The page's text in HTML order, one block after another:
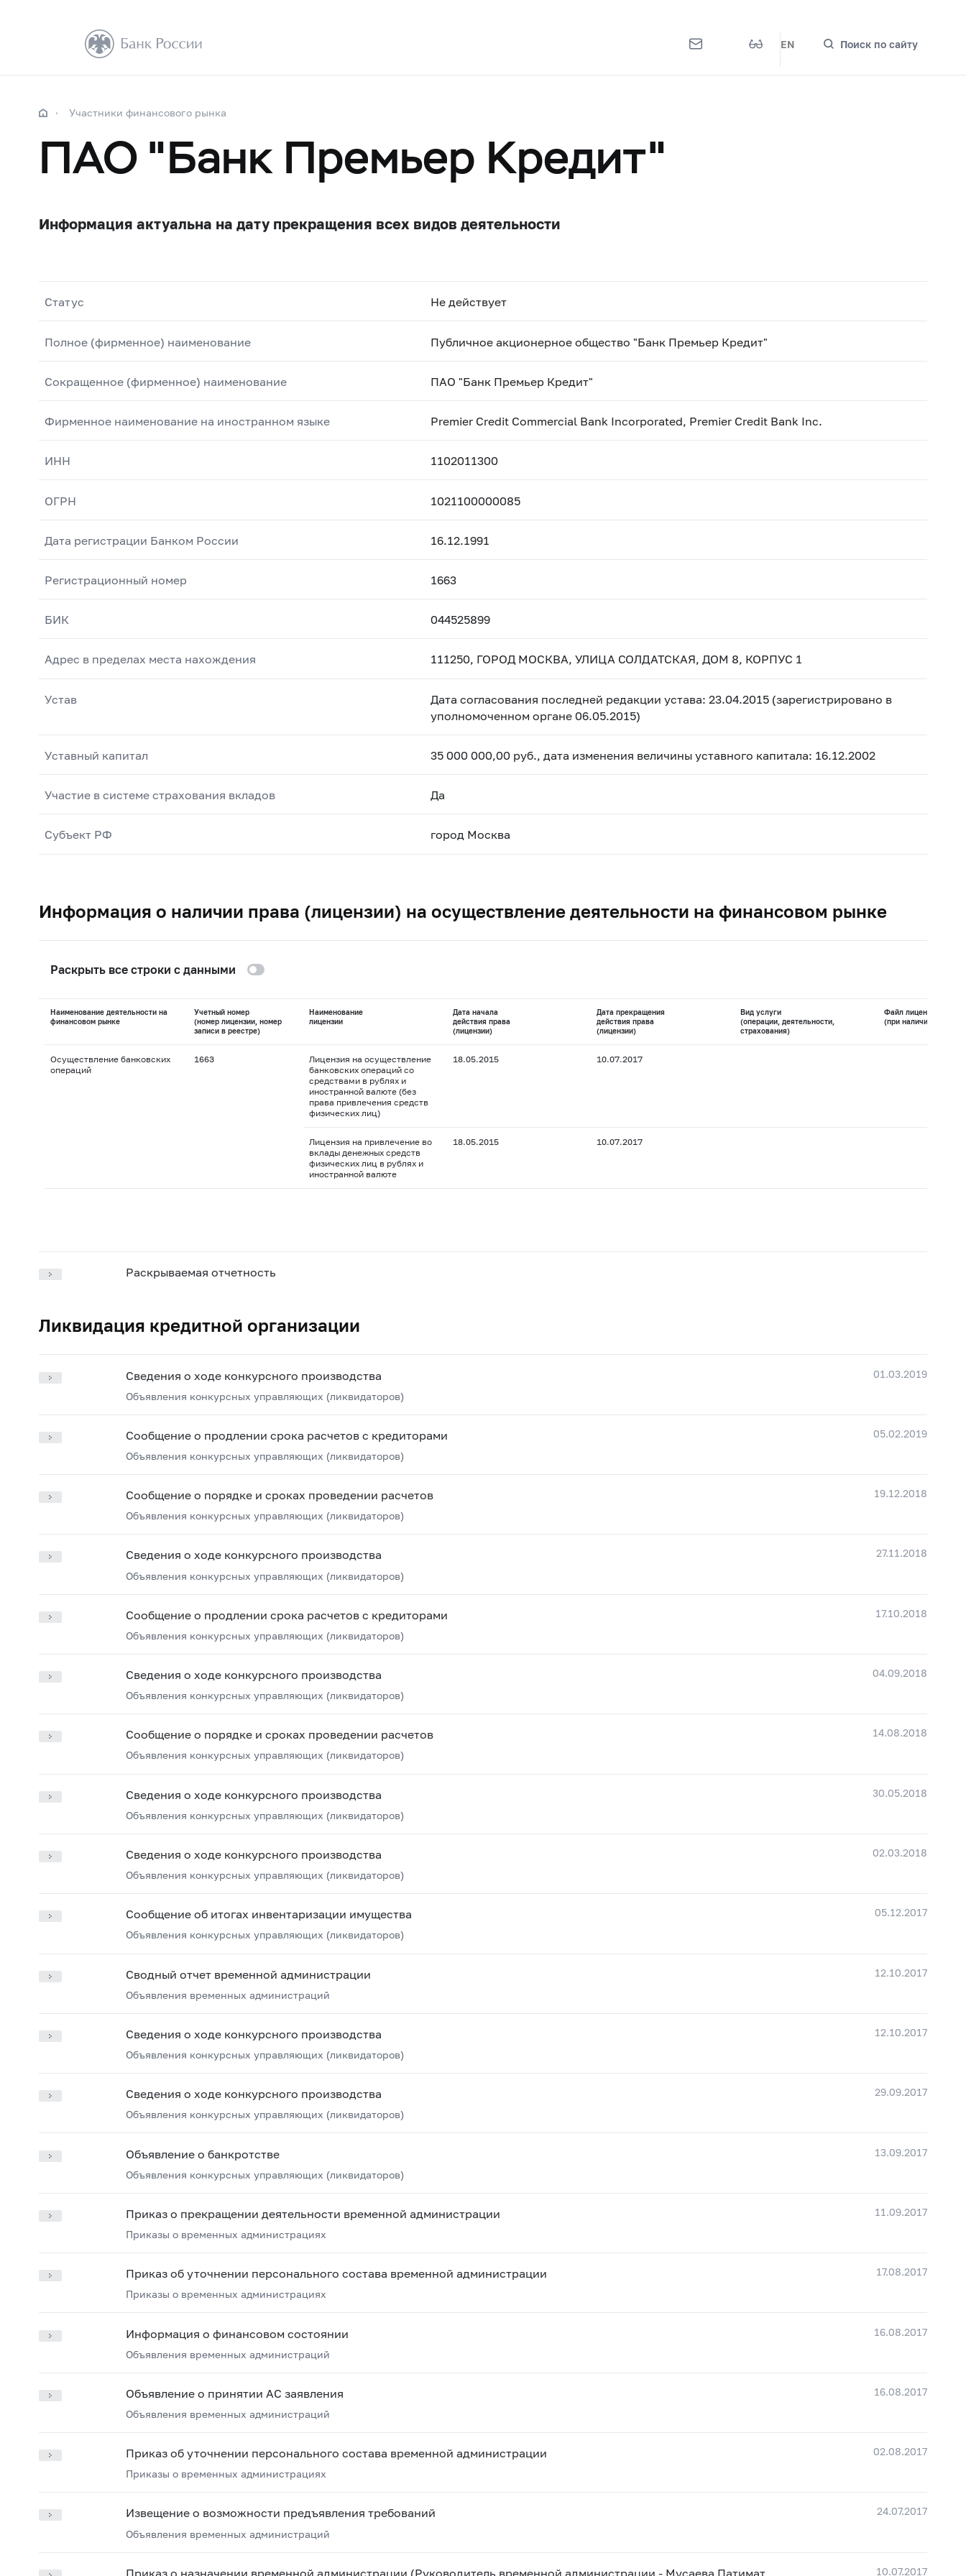
EN Поиск по сайту
Участники финансового рынка
ПАО "Банк Премьер Кредит"
Информация актуальна на дату прекращения всех видов деятельности
Статус Не действует
Полное (фирменное) наименование Публичное акционерное общество "Банк Премьер Кредит"
Сокращенное (фирменное) наименование ПАО "Банк Премьер Кредит"
Фирменное наименование на иностранном языке Premier Credit Commercial Bank Incorporated, Premier Credit Bank Inc.
ИНН 1102011300
ОГРН 1021100000085
Дата регистрации Банком России 16.12.1991
Регистрационный номер 1663
БИК 044525899
Адрес в пределах места нахождения 111250, ГОРОД МОСКВА, УЛИЦА СОЛДАТСКАЯ, ДОМ 8, КОРПУС 1
Устав
Дата согласования последней редакции устава: 23.04.2015 (зарегистрировано в
уполномоченном органе 06.05.2015)
Уставный капитал 35 000 000,00 руб., дата изменения величины уставного капитала: 16.12.2002
Участие в системе страхования вкладов Да
Субъект РФ город Москва
Информация о наличии права (лицензии) на осуществление деятельности на финансовом рынке
Раскрыть все строки с данными
Наименование деятельности на
финансовом рынке
Учетный номер
(номер лицензии, номер
записи в реестре)
Наименование
лицензии
Дата начала
действия права
(лицензии)
Дата прекращения
действия права
(лицензии)
Вид услуги
(операции, деятельности,
страхования)
Файл лицензии
(при наличии)
Осуществление банковских
операций
1663
Лицензия на осуществление
банковских операций со
средствами в рублях и
иностранной валюте (без
права привлечения средств
физических лиц)
18.05.2015 10.07.2017
Лицензия на привлечение во
вклады денежных средств
физических лиц в рублях и
иностранной валюте
18.05.2015 10.07.2017
Раскрываемая отчетность
Ликвидация кредитной организации
01.03.2019
Сведения о ходе конкурсного производства
Объявления конкурсных управляющих (ликвидаторов)
05.02.2019
Сообщение о продлении срока расчетов с кредиторами
Объявления конкурсных управляющих (ликвидаторов)
19.12.2018
Сообщение о порядке и сроках проведении расчетов
Объявления конкурсных управляющих (ликвидаторов)
27.11.2018
Сведения о ходе конкурсного производства
Объявления конкурсных управляющих (ликвидаторов)
17.10.2018
Сообщение о продлении срока расчетов с кредиторами
Объявления конкурсных управляющих (ликвидаторов)
04.09.2018
Сведения о ходе конкурсного производства
Объявления конкурсных управляющих (ликвидаторов)
14.08.2018
Сообщение о порядке и сроках проведении расчетов
Объявления конкурсных управляющих (ликвидаторов)
30.05.2018
Сведения о ходе конкурсного производства
Объявления конкурсных управляющих (ликвидаторов)
02.03.2018
Сведения о ходе конкурсного производства
Объявления конкурсных управляющих (ликвидаторов)
05.12.2017
Сообщение об итогах инвентаризации имущества
Объявления конкурсных управляющих (ликвидаторов)
12.10.2017
Сводный отчет временной администрации
Объявления временных администраций
12.10.2017
Сведения о ходе конкурсного производства
Объявления конкурсных управляющих (ликвидаторов)
29.09.2017
Сведения о ходе конкурсного производства
Объявления конкурсных управляющих (ликвидаторов)
13.09.2017
Объявление о банкротстве
Объявления конкурсных управляющих (ликвидаторов)
11.09.2017
Приказ о прекращении деятельности временной администрации
Приказы о временных администрациях
17.08.2017
Приказ об уточнении персонального состава временной администрации
Приказы о временных администрациях
16.08.2017
Информация о финансовом состоянии
Объявления временных администраций
16.08.2017
Объявление о принятии АС заявления
Объявления временных администраций
02.08.2017
Приказ об уточнении персонального состава временной администрации
Приказы о временных администрациях
24.07.2017
Извещение о возможности предъявления требований
Объявления временных администраций
10.07.2017
Приказ о назначении временной администрации (Руководитель временной администрации - Мусаева Патимат